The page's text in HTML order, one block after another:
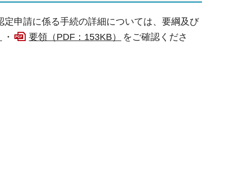
申請に係る手続の詳細については、要綱及び
・ 要領（PDF：153KB）
をご確認くださ